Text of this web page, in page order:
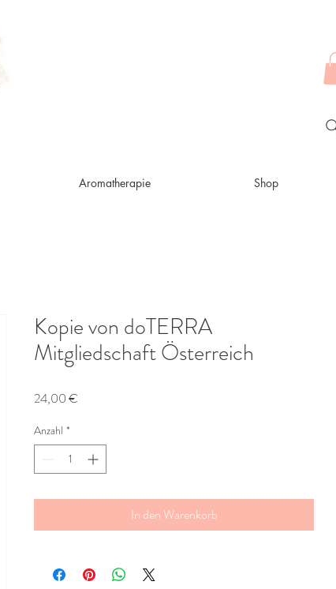
Aromatherapie Shop
Kopie von doTERRA
Mitgliedschaft Österreich
24,00 €
Anzahl *
In den Warenkorb